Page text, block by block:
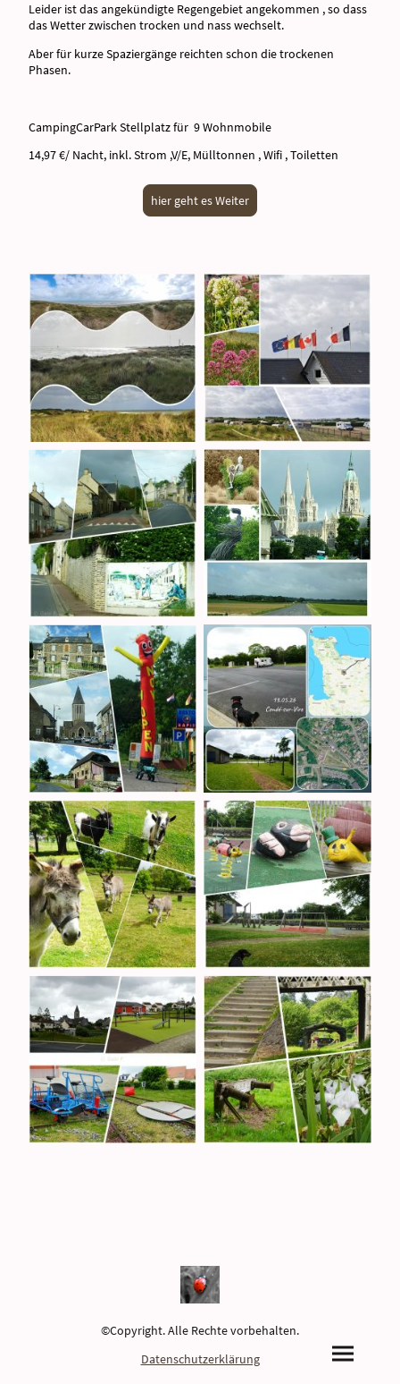
Leider ist das angekündigte Regengebiet angekommen , so dass
das Wetter zwischen trocken und nass wechselt.
Aber für kurze Spaziergänge reichten schon die trockenen
Phasen.
CampingCarPark Stellplatz für 9 Wohnmobile
14,97 €/ Nacht, inkl. Strom ,V/E, Mülltonnen , Wifi , Toiletten
hier geht es Weiter
©Copyright. Alle Rechte vorbehalten.
Datenschutzerklärung